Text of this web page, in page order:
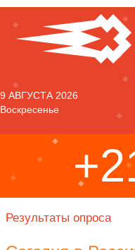
9 АВГУСТА 2026
Воскресенье
Результаты опроса